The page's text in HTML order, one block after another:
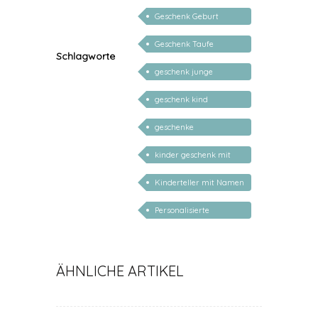
Schlagworte
namen
Geschenk Geburt
personalisiert Mädchen
Geschenk Taufe
personalisiert
geschenk junge
mädchen
geschenk kind
personalisiert
geschenke
personalisiert kinder
kinder geschenk mit
namen
Kinderteller mit Namen
personalisiert
Personalisierte
ÄHNLICHE ARTIKEL